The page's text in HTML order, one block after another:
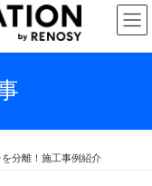
分離！施工事例紹介